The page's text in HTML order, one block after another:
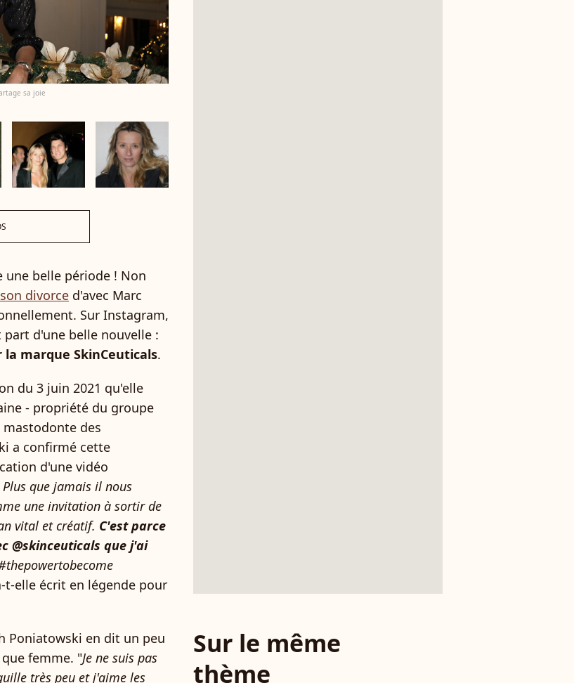
sa joie
une belle période ! Non
divorce d'avec Marc
Sur Instagram,
part d'une belle nouvelle :
marque SkinCeuticals.
du 3 juin 2021 qu'elle
- propriété du groupe
mastodonte des
a confirmé cette
d'une vidéo
Plus que jamais il nous
une invitation à sortir de
vital et créatif. C'est parce
@skinceuticals que j'ai
t-elle écrit en légende pour
Poniatowski en dit un peu
femme. "Je ne suis pas
très peu et j'aime les
Sur le même
thème